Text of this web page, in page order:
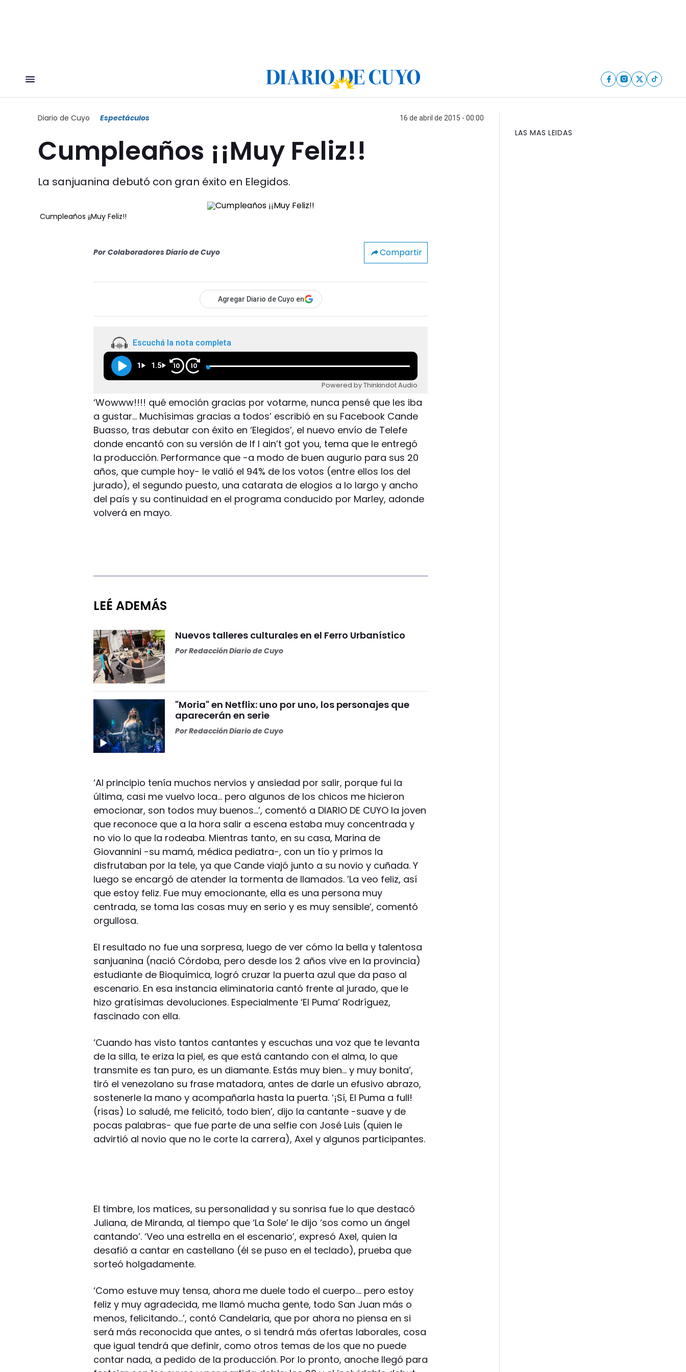
Diario de Cuyo Espectáculos 16 de abril de 2015 - 00:00
Cumpleaños ¡¡Muy Feliz!!
La sanjuanina debutó con gran éxito en Elegidos.
Cumpleaños ¡¡Muy Feliz!!
Por Colaboradores Diario de Cuyo Compartir
Agregar Diario de Cuyo en
Escuchá la nota completa
1 1.5 10 10
Powered by Thinkindot Audio
‘Wowww!!!! qué emoción gracias por votarme, nunca pensé que les iba
a gustar… Muchísimas gracias a todos’ escribió en su Facebook Cande
Buasso, tras debutar con éxito en ‘Elegidos’, el nuevo envío de Telefe
donde encantó con su versión de If I ain’t got you, tema que le entregó
la producción. Performance que -a modo de buen augurio para sus 20
años, que cumple hoy- le valió el 94% de los votos (entre ellos los del
jurado), el segundo puesto, una catarata de elogios a lo largo y ancho
del país y su continuidad en el programa conducido por Marley, adonde
volverá en mayo.
LEÉ ADEMÁS
Nuevos talleres culturales en el Ferro Urbanístico
PorRedacción Diario de Cuyo
"Moria" en Netflix: uno por uno, los personajes que
aparecerán en serie
PorRedacción Diario de Cuyo
‘Al principio tenía muchos nervios y ansiedad por salir, porque fui la
última, casi me vuelvo loca… pero algunos de los chicos me hicieron
emocionar, son todos muy buenos…’, comentó a DIARIO DE CUYO la joven
que reconoce que a la hora salir a escena estaba muy concentrada y
no vio lo que la rodeaba. Mientras tanto, en su casa, Marina de
Giovannini -su mamá, médica pediatra-, con un tío y primos la
disfrutaban por la tele, ya que Cande viajó junto a su novio y cuñada. Y
luego se encargó de atender la tormenta de llamados. ’La veo feliz, así
que estoy feliz. Fue muy emocionante, ella es una persona muy
centrada, se toma las cosas muy en serio y es muy sensible’, comentó
orgullosa.
El resultado no fue una sorpresa, luego de ver cómo la bella y talentosa
sanjuanina (nació Córdoba, pero desde los 2 años vive en la provincia)
estudiante de Bioquímica, logró cruzar la puerta azul que da paso al
escenario. En esa instancia eliminatoria cantó frente al jurado, que le
hizo gratísimas devoluciones. Especialmente ‘El Puma’ Rodríguez,
fascinado con ella.
‘Cuando has visto tantos cantantes y escuchas una voz que te levanta
de la silla, te eriza la piel, es que está cantando con el alma, lo que
transmite es tan puro, es un diamante. Estás muy bien… y muy bonita’,
tiró el venezolano su frase matadora, antes de darle un efusivo abrazo,
sostenerle la mano y acompañarla hasta la puerta. ‘¡Sí, El Puma a full!
(risas) Lo saludé, me felicitó, todo bien’, dijo la cantante -suave y de
pocas palabras- que fue parte de una selfie con José Luis (quien le
advirtió al novio que no le corte la carrera), Axel y algunos participantes.
El timbre, los matices, su personalidad y su sonrisa fue lo que destacó
Juliana, de Miranda, al tiempo que ‘La Sole’ le dijo ‘sos como un ángel
cantando’. ‘Veo una estrella en el escenario’, expresó Axel, quien la
desafió a cantar en castellano (él se puso en el teclado), prueba que
sorteó holgadamente.
‘Como estuve muy tensa, ahora me duele todo el cuerpo…. pero estoy
feliz y muy agradecida, me llamó mucha gente, todo San Juan más o
menos, felicitando…’, contó Candelaria, que por ahora no piensa en si
será más reconocida que antes, o si tendrá más ofertas laborales, cosa
que igual tendrá que definir, como otros temas de los que no puede
contar nada, a pedido de la producción. Por lo pronto, anoche llegó para
LAS MAS LEIDAS